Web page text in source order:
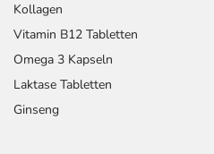
Kollagen
Vitamin B12 Tabletten
Omega 3 Kapseln
Laktase Tabletten
Ginseng